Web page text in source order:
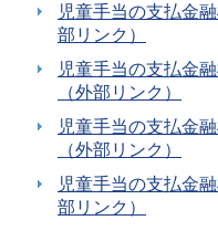
児童手当の支払金
部リンク）
児童手当の支払金
（外部リンク）
児童手当の支払金
（外部リンク）
児童手当の支払金
部リンク）